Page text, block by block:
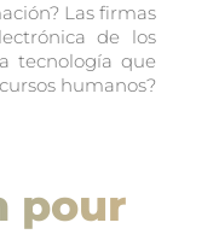
Las firmas
de los
tecnología que
humanos?
pour